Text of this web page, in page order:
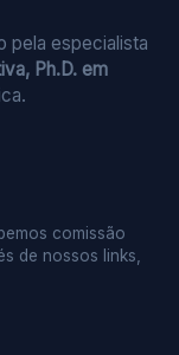
pela especialista
Ph.D. em
comissão
de nossos links,